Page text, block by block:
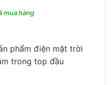
mua hàng
phẩm điện mặt trời
trong top đầu